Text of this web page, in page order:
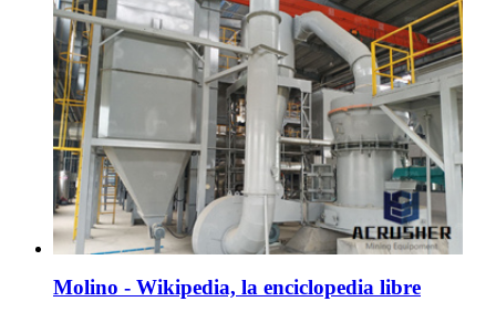
Molino - Wikipedia, la enciclopedia libre